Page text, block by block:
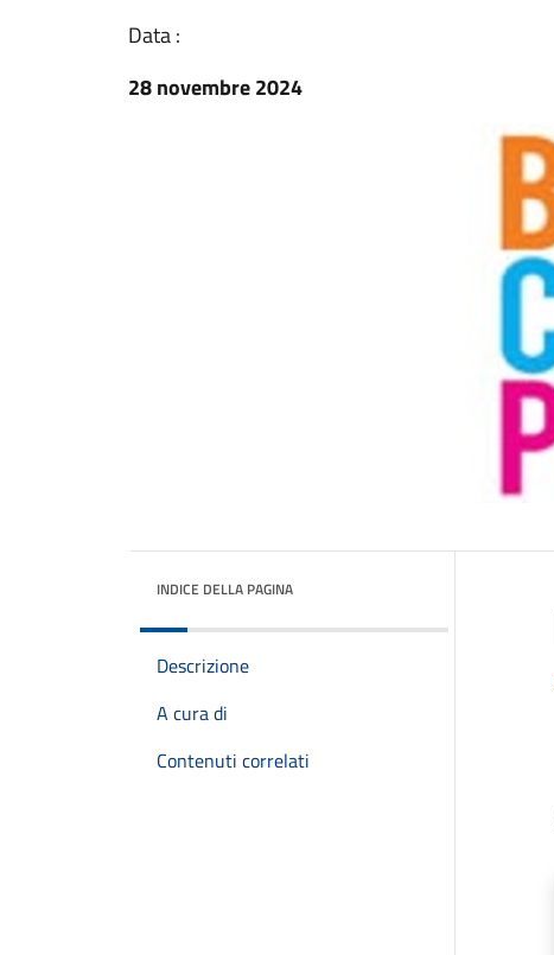
Data :
28 novembre 2024
INDICE DELLA PAGINA
Descrizione
A cura di
Contenuti correlati